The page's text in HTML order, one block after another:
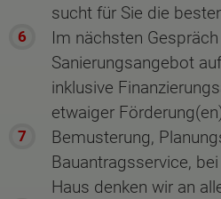
sucht für Sie die
Im nächsten
Sanierungsangebot
inklusive
etwaiger
Bemusterung,
Bauantragsservice,
Haus denken wir an